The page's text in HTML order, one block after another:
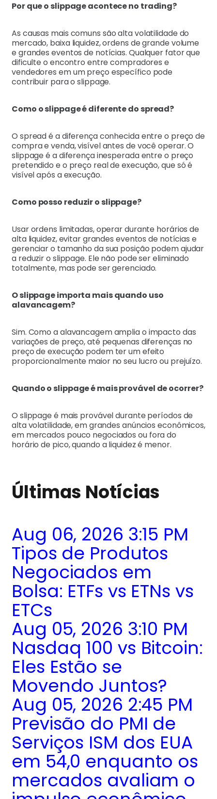
Por que o slippage acontece no trading?
As causas mais comuns são alta volatilidade do
mercado, baixa liquidez, ordens de grande volume
e grandes eventos de notícias. Qualquer fator que
dificulte o encontro entre compradores e
vendedores em um preço específico pode
contribuir para o slippage.
Como o slippage é diferente do spread?
O spread é a diferença conhecida entre o preço de
compra e venda, visível antes de você operar. O
slippage é a diferença inesperada entre o preço
pretendido e o preço real de execução, que só é
visível após a execução.
Como posso reduzir o slippage?
Usar ordens limitadas, operar durante horários de
alta liquidez, evitar grandes eventos de notícias e
gerenciar o tamanho da sua posição podem ajudar
a reduzir o slippage. Ele não pode ser eliminado
totalmente, mas pode ser gerenciado.
O slippage importa mais quando uso
alavancagem?
Sim. Como a alavancagem amplia o impacto das
variações de preço, até pequenas diferenças no
preço de execução podem ter um efeito
proporcionalmente maior no seu lucro ou prejuízo.
Quando o slippage é mais provável de ocorrer?
O slippage é mais provável durante períodos de
alta volatilidade, em grandes anúncios econômicos,
em mercados pouco negociados ou fora do
horário de pico, quando a liquidez é menor.
Últimas Notícias
Aug 06, 2026 3:15 PM
Tipos de Produtos
Negociados em
Bolsa: ETFs vs ETNs vs
ETCs
Aug 05, 2026 3:10 PM
Nasdaq 100 vs Bitcoin:
Eles Estão se
Movendo Juntos?
Aug 05, 2026 2:45 PM
Previsão do PMI de
Serviços ISM dos EUA
em 54,0 enquanto os
mercados avaliam o